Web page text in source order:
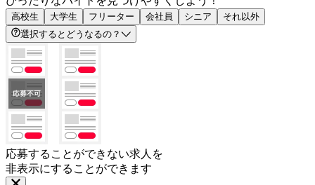
高校生 大学生 フリーター 会社員 シニア
それ以外
選択するとどうなるの？
応募することができない求人を
非表示にすることができます